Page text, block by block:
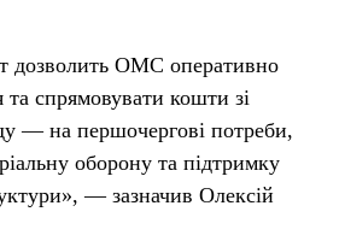
дозволить ОМС оперативно
спрямовувати кошти зі
— на першочергові потреби,
оборону та підтримку
— зазначив Олексій